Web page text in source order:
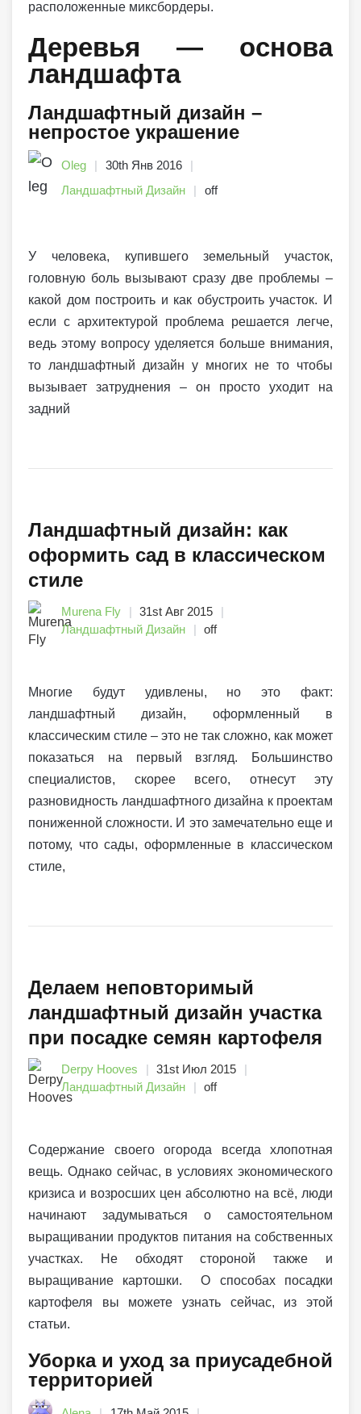
расположенные миксбордеры.
Деревья — основа
ландшафта
Ландшафтный дизайн –
непростое украшение
Oleg
30th Янв 2016
Ландшафтный Дизайн
off
У человека, купившего земельный участок,
головную боль вызывают сразу две проблемы –
какой дом построить и как обустроить участок. И
если с архитектурой проблема решается легче,
ведь этому вопросу уделяется больше внимания,
то ландшафтный дизайн у многих не то чтобы
вызывает затруднения – он просто уходит на
задний
Ландшафтный дизайн: как
оформить сад в классическом
стиле
Murena Fly
31st Авг 2015
Ландшафтный Дизайн
off
Многие будут удивлены, но это факт:
ландшафтный дизайн, оформленный в
классическим стиле – это не так сложно, как может
показаться на первый взгляд. Большинство
специалистов, скорее всего, отнесут эту
разновидность ландшафтного дизайна к проектам
пониженной сложности. И это замечательно еще и
потому, что сады, оформленные в классическом
стиле,
Делаем неповторимый
ландшафтный дизайн участка
при посадке семян картофеля
Derpy Hooves
31st Июл 2015
Ландшафтный Дизайн
off
Содержание своего огорода всегда хлопотная
вещь. Однако сейчас, в условиях экономического
кризиса и возросших цен абсолютно на всё, люди
начинают задумываться о самостоятельном
выращивании продуктов питания на собственных
участках. Не обходят стороной также и
выращивание картошки. О способах посадки
картофеля вы можете узнать сейчас, из этой
статьи.
Уборка и уход за приусадебной
территорией